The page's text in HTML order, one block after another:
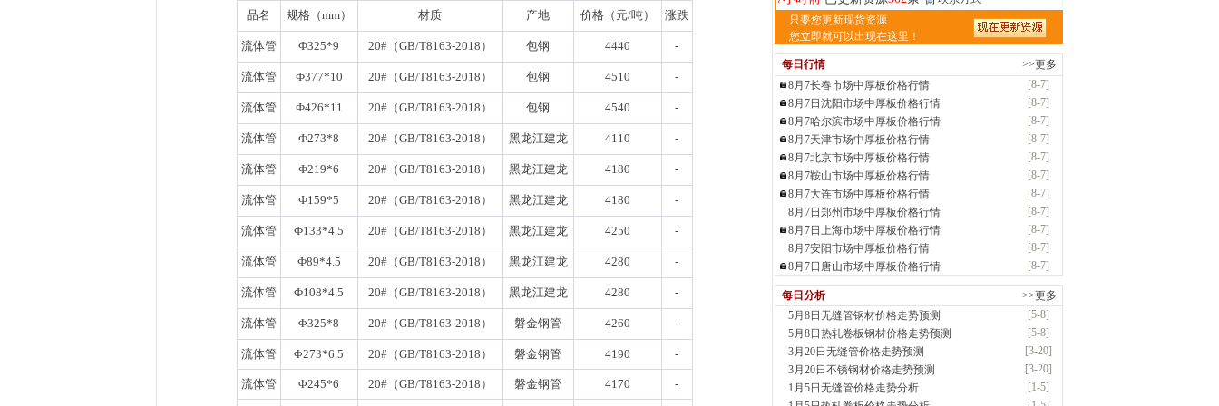
品名 规格（mm） 材质 产地 价格（元/吨） 涨跌
流体管 Ф325*9 20#（GB/T8163-2018） 包钢 4440 -
流体管 Ф377*10 20#（GB/T8163-2018） 包钢 4510 -
流体管 Ф426*11 20#（GB/T8163-2018） 包钢 4540 -
流体管 Ф273*8 20#（GB/T8163-2018） 黑龙江建龙 4110 -
流体管 Ф219*6 20#（GB/T8163-2018） 黑龙江建龙 4180 -
流体管 Ф159*5 20#（GB/T8163-2018） 黑龙江建龙 4180 -
流体管 Ф133*4.5 20#（GB/T8163-2018） 黑龙江建龙 4250 -
流体管 Ф89*4.5 20#（GB/T8163-2018） 黑龙江建龙 4280 -
流体管 Ф108*4.5 20#（GB/T8163-2018） 黑龙江建龙 4280 -
流体管 Φ325*8 20#（GB/T8163-2018） 磐金钢管 4260 -
流体管 Φ273*6.5 20#（GB/T8163-2018） 磐金钢管 4190 -
流体管 Φ245*6 20#（GB/T8163-2018） 磐金钢管 4170 -
天津亿宇金属材料有限公司（曼内斯曼）
现货供应：天津钢管|国产合金管|高压锅炉管|石油
裂..
7小时前已更新资源
舞钢市恒沃钢铁贸易有限公司
现货供应：耐磨板| 优碳板|低合金板|风电钢板|海..
23小时前已更新资源483条
河南省智帅实业有限公司
现货供应：特厚钢板|耐磨钢|容器板|
1天前已更新资源1042条
舞钢市盛隆物资有限公司
现货供应：中低温锅炉容器板|中厚板|耐磨板|高强
板..
1天前已更新资源21条 联系方式
天津宝仓腾飞钢管销售有限公司
现货供应：输送流体管、高压锅炉管、化肥专用
管、耐低..
1天前已更新资源875条 联系方式
天津市辰建商贸有限公司
现货供应：不锈方管| 热扩无缝管| 方矩管
1天前已更新资源1280条 联系方式
玖隆晟钢管制造有限公司
只要您更新现货资源
您立即就可以出现在这里！
每日行情
>>更多
8月7长春市场中厚板价格行情
[8-7]
8月7日沈阳市场中厚板价格行情
[8-7]
8月7哈尔滨市场中厚板价格行情
[8-7]
8月7天津市场中厚板价格行情
[8-7]
8月7北京市场中厚板价格行情
[8-7]
8月7鞍山市场中厚板价格行情
[8-7]
8月7大连市场中厚板价格行情
[8-7]
8月7日郑州市场中厚板价格行情
[8-7]
8月7日上海市场中厚板价格行情
[8-7]
8月7安阳市场中厚板价格行情
[8-7]
8月7日唐山市场中厚板价格行情
[8-7]
每日分析
>>更多
5月8日无缝管钢材价格走势预测
[5-8]
5月8日热轧卷板钢材价格走势预测
[5-8]
3月20日无缝管价格走势预测
[3-20]
3月20日不锈钢材价格走势预测
[3-20]
1月5日无缝管价格走势分析
[1-5]